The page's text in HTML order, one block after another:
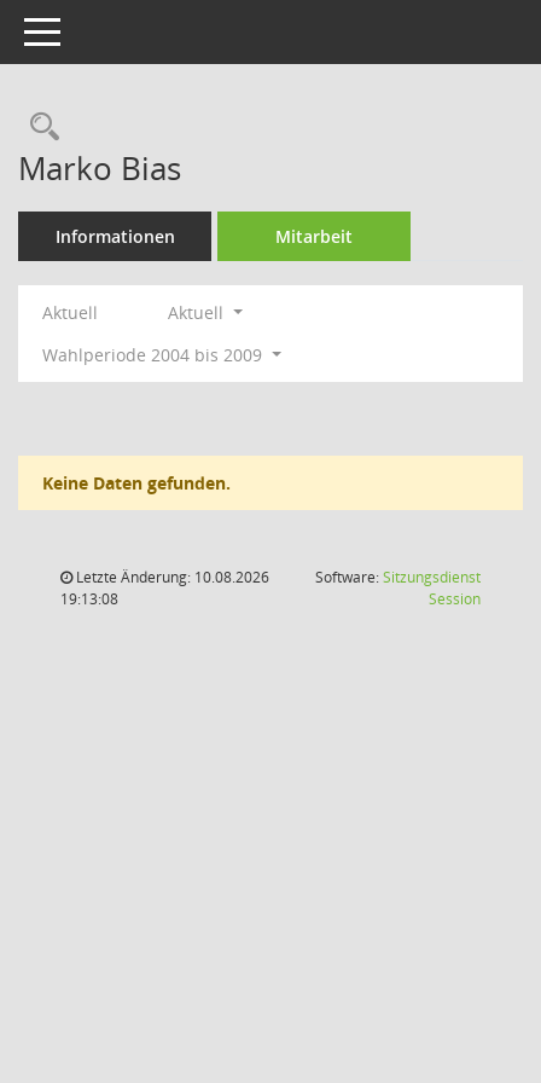
Toggle navigation
Rechercheauswahl
Marko Bias
Informationen Mitarbeit
Aktuell
Aktuell
Wahlperiode 2004 bis 2009
Keine Daten gefunden.
Letzte Änderung: 10.08.2026
19:13:08
Software:Sitzungsdienst
Session(Wird in